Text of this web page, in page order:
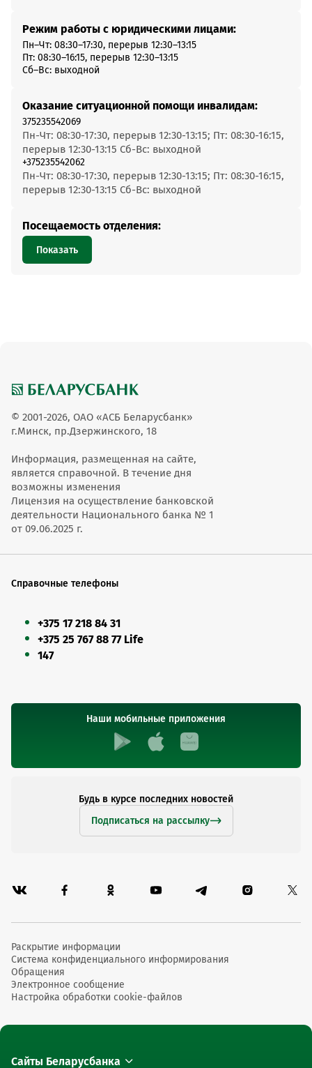
Режим работы с юридическими лицами:
Пн–Чт: 08:30–17:30, перерыв 12:30–13:15
Пт: 08:30–16:15, перерыв 12:30–13:15
Сб–Вс: выходной
Оказание ситуационной помощи инвалидам:
375235542069
Пн-Чт: 08:30-17:30, перерыв 12:30-13:15; Пт: 08:30-16:15,
перерыв 12:30-13:15 Сб-Вс: выходной
+375235542062
Пн-Чт: 08:30-17:30, перерыв 12:30-13:15; Пт: 08:30-16:15,
перерыв 12:30-13:15 Сб-Вс: выходной
Посещаемость отделения:
Показать
© 2001-2026, ОАО «АСБ Беларусбанк»
г.Минск, пр.Дзержинского, 18
Информация, размещенная на сайте,
является справочной. В течение дня
возможны изменения
Лицензия на осуществление банковской
деятельности Национального банка № 1
от 09.06.2025 г.
Справочные телефоны
+375 17 218 84 31
+375 25 767 88 77 Life
147
Наши мобильные приложения
Будь в курсе последних новостей
Подписаться на рассылку
Раскрытие информации
Система конфиденциального информирования
Обращения
Электронное сообщение
Настройка обработки cookie-файлов
Сайты Беларусбанка